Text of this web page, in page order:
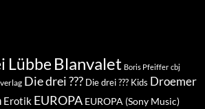
Lübbe Blanvalet Boris Pfeiffer cbj
Die drei ??? Die drei ??? Kids Droemer
Erotik EUROPA EUROPA (Sony Music)